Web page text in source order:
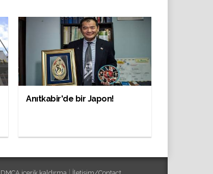
Anıtkabir'de bir Japon!